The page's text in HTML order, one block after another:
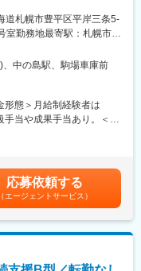
ができます。
ワークが大事な仕事で
時です。例えば、急病の
可能性のある器材を予測
、看護師の方からお礼の
の患者様の手術が発生
います。チームワークが
休暇や夏期・冬期休暇が
です。
方のご自宅や入居施設を
サージ施術を提供してい
機能や精神機能の維持・
サービスを展開し、地域
る役割です。
体状況や生活環境をふま
ご家族への施術説明や健
を行います。ご利用者様
ュニケーションとサポー
道札幌市豊平区平岸三条5-
勤務地最寄駅：札幌市営
内全面禁煙＜勤務地詳細2
4-16-21 コンテ日吉5号室
：会社の定める事業所
中の島駅、駒場車庫前
形態＞月給制経験者は
当や成果手当あり。＜賃
応募依頼する
（エージェントサービス）